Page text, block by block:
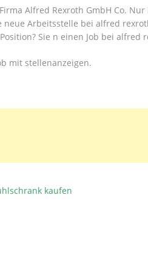
Alfred Rexroth GmbH Co.
neue Arbeitsstelle bei alfred
Sie n einen Job bei alfred
mit stellenanzeigen.
kaufen